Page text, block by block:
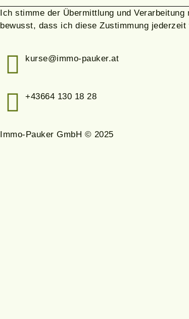
Ich stimme der Übermittlung und
bewusst, dass ich diese Zustimmung jederzeit
kurse@immo-pauker.at
+43664 130 18 28
Immo-Pauker GmbH © 2025